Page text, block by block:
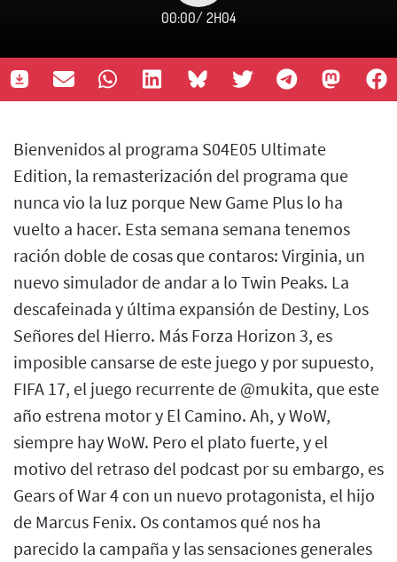
00:00/ 2H04
Bienvenidos al programa S04E05 Ultimate
Edition, la remasterización del programa que
nunca vio la luz porque New Game Plus lo ha
vuelto a hacer. Esta semana semana tenemos
ración doble de cosas que contaros: Virginia, un
nuevo simulador de andar a lo Twin Peaks. La
descafeinada y última expansión de Destiny, Los
Señores del Hierro. Más Forza Horizon 3, es
imposible cansarse de este juego y por supuesto,
FIFA 17, el juego recurrente de @mukita, que este
año estrena motor y El Camino. Ah, y WoW,
siempre hay WoW. Pero el plato fuerte, y el
motivo del retraso del podcast por su embargo, es
Gears of War 4 con un nuevo protagonista, el hijo
de Marcus Fenix. Os contamos qué nos ha
parecido la campaña y las sensaciones generales